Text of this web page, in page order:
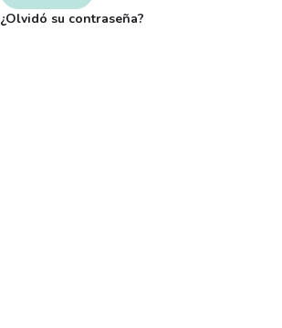
¿Olvidó su contraseña?